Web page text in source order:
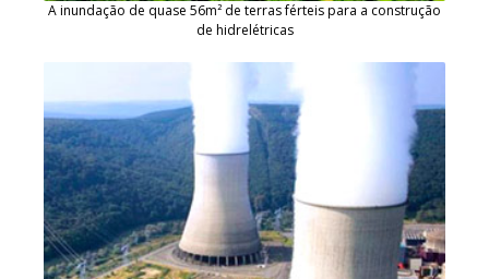
A inundação de quase 56m² de terras férteis para a construção
de hidrelétricas